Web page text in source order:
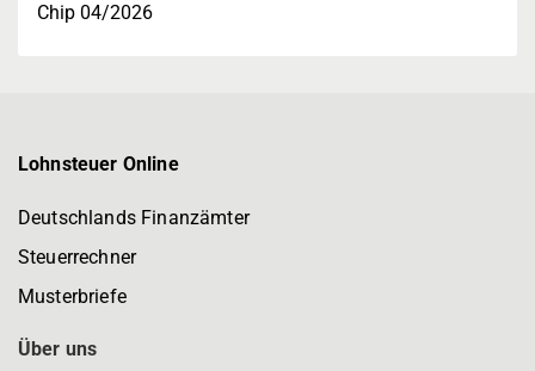
Chip 04/2026
Lohnsteuer Online
Deutschlands Finanzämter
Steuerrechner
Musterbriefe
Über uns